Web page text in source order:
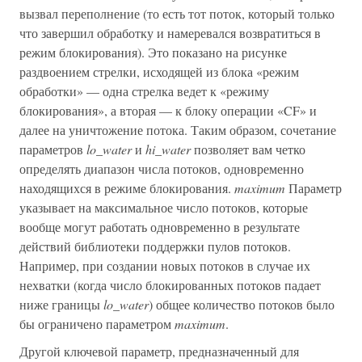
вызвал переполнение (то есть тот поток, который только
что завершил обработку и намеревался возвратиться в
режим блокирования). Это показано на рисунке
раздвоением стрелки, исходящей из блока «режим
обработки» — одна стрелка ведет к «режиму
блокирования», а вторая — к блоку операции «CF» и
далее на уничтожение потока. Таким образом, сочетание
параметров lo_waterи hi_waterпозволяет вам четко
определять диапазон числа потоков, одновременно
находящихся в режиме блокирования. maximum Параметр
указывает на максимальное число потоков, которые
вообще могут работать одновременно в результате
действий библиотеки поддержки пулов потоков.
Например, при создании новых потоков в случае их
нехватки (когда число блокированных потоков падает
ниже границыlo_water) общее количество потоков было
бы ограничено параметромmaximum.
Другой ключевой параметр, предназначенный для